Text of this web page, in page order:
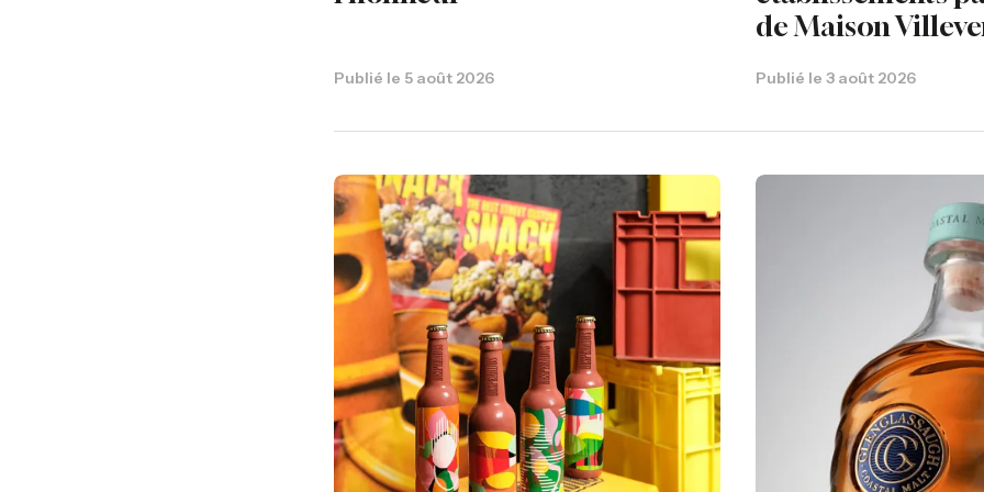
Publié le 5 août 2026
de Maison
Publié le 3 août 2026